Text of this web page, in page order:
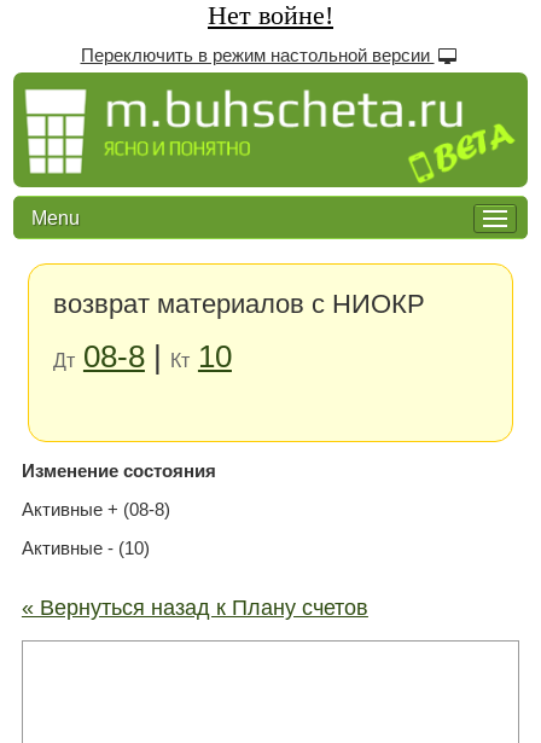
Нет войне!
Переключить в режим настольной версии
Menu
возврат материалов с НИОКР
Дт 08-8| Кт 10
Изменение состояния
Активные + (08-8)
Активные - (10)
« Вернуться назад к Плану счетов